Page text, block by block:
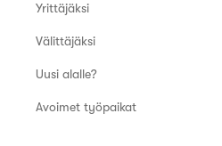
Yrittäjäksi
Välittäjäksi
Uusi alalle?
Avoimet työpaikat